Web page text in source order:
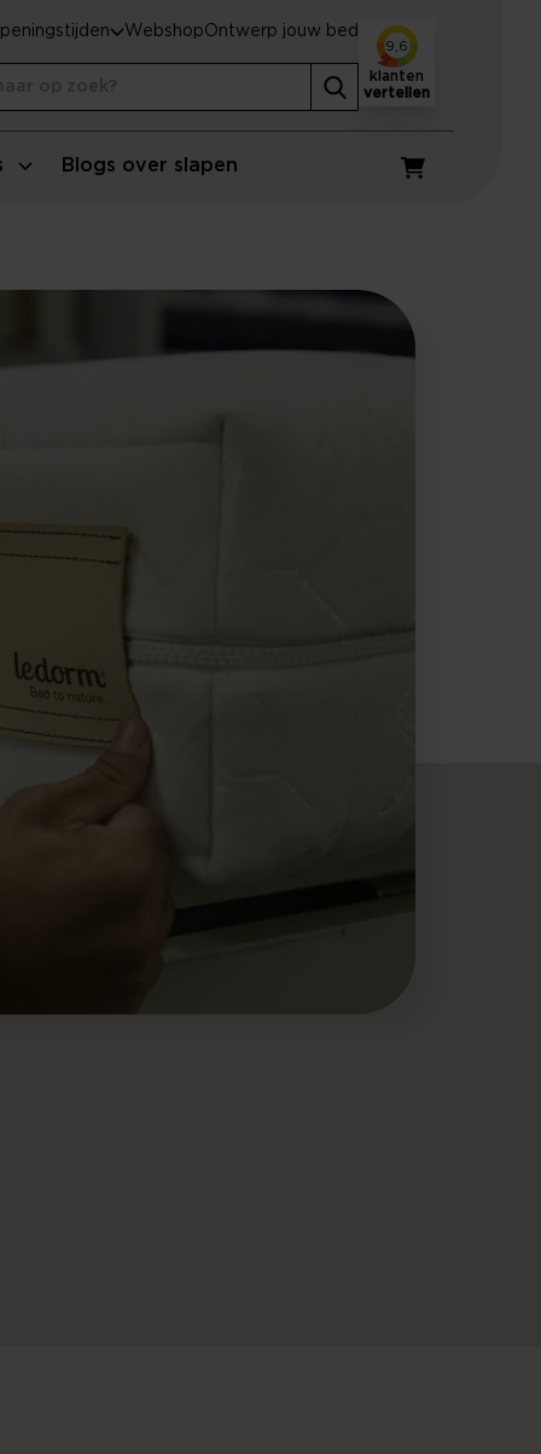
Blogs over slapen
Winkelwagen
WebshopOntwerp jouw bed
9,6
klanten
vertellen